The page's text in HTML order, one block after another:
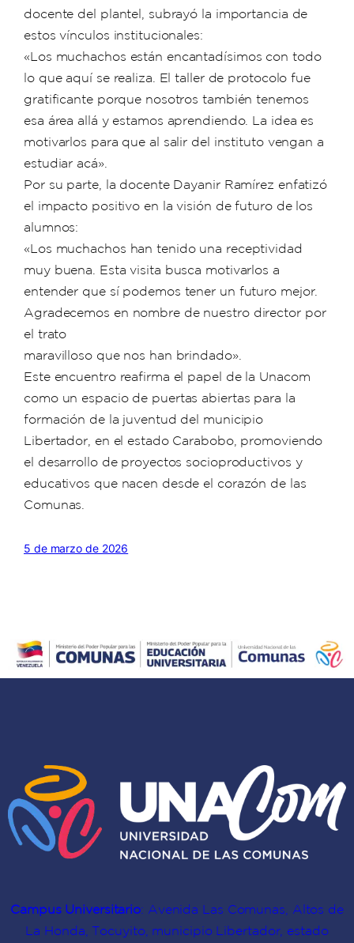
docente del plantel, subrayó la importancia de
estos vínculos institucionales:
«Los muchachos están encantadísimos con todo
lo que aquí se realiza. El taller de protocolo fue
gratificante porque nosotros también tenemos
esa área allá y estamos aprendiendo. La idea es
motivarlos para que al salir del instituto vengan a
estudiar acá».
Por su parte, la docente Dayanir Ramírez enfatizó
el impacto positivo en la visión de futuro de los
alumnos:
«Los muchachos han tenido una receptividad
muy buena. Esta visita busca motivarlos a
entender que sí podemos tener un futuro mejor.
Agradecemos en nombre de nuestro director por
el trato
maravilloso que nos han brindado».
Este encuentro reafirma el papel de la Unacom
como un espacio de puertas abiertas para la
formación de la juventud del municipio
Libertador, en el estado Carabobo, promoviendo
el desarrollo de proyectos socioproductivos y
educativos que nacen desde el corazón de las
Comunas.
5 de marzo de 2026
Campus Universitario: Avenida Las Comunas, Altos de
La Honda, Tocuyito, municipio Libertador, estado